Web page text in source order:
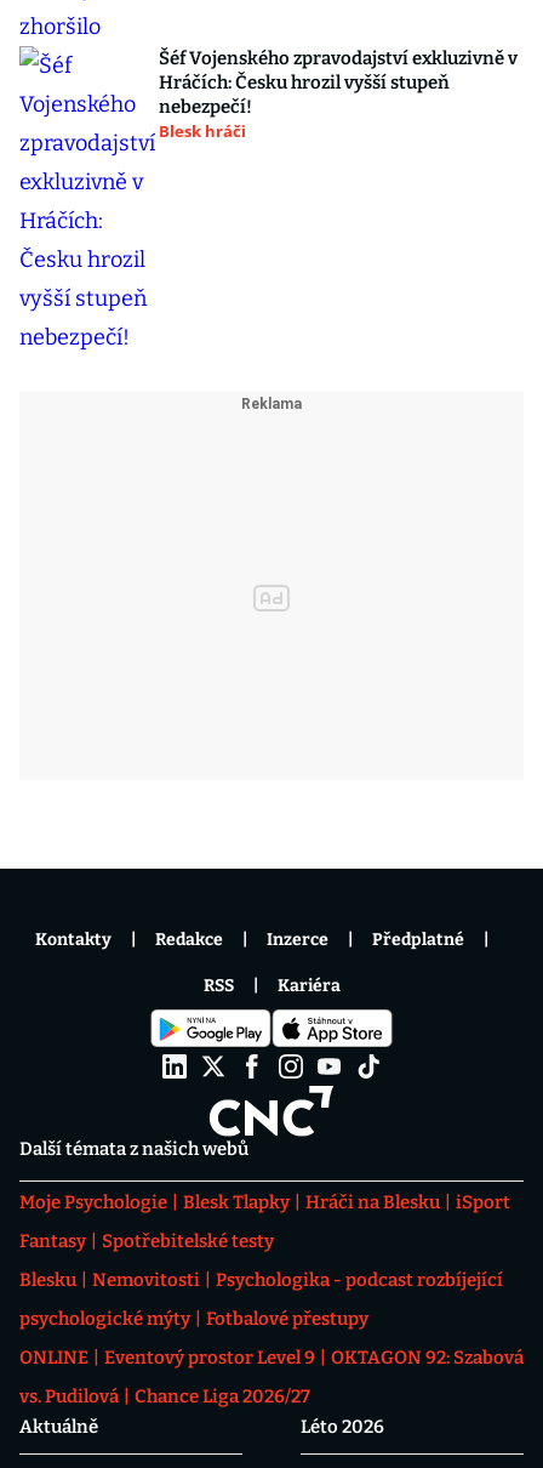
Šéf Vojenského zpravodajství exkluzivně v
Hráčích: Česku hrozil vyšší stupeň
nebezpečí!
Blesk hráči
Další témata z našich webů
Moje Psychologie Blesk Tlapky Hráči na Blesku
iSport
Fantasy
Spotřebitelské testy
Blesku
Nemovitosti
Psychologika - podcast rozbíjející
psychologické mýty
Fotbalové přestupy
ONLINE
Eventový prostor Level 9
OKTAGON 92: Szabová
vs. Pudilová
Chance Liga 2026/27
Aktuálně
Léto 2026
Kontakty Redakce Inzerce Předplatné
RSS Kariéra